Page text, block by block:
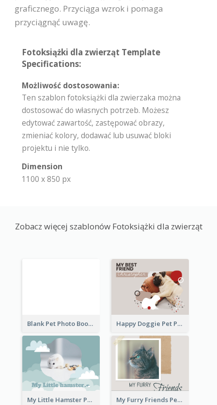
graficznego. Przyciąga wzrok i pomaga
przyciągnąć uwagę.
Fotoksiążki dla zwierząt Template
Specifications:
Możliwość dostosowania:
Ten szablon fotoksiążki dla zwierzaka można
dostosować do własnych potrzeb. Możesz
edytować zawartość, zastępować obrazy,
zmieniać kolory, dodawać lub usuwać bloki
projektu i nie tylko.
Dimension
1100 x 850 px
Zobacz więcej szablonów Fotoksiążki dla zwierząt
Blank Pet Photo Book Happy Doggie Pet Photo Book
My Little Hamster Pet Photo Book My Furry Friends Pet Photo Book